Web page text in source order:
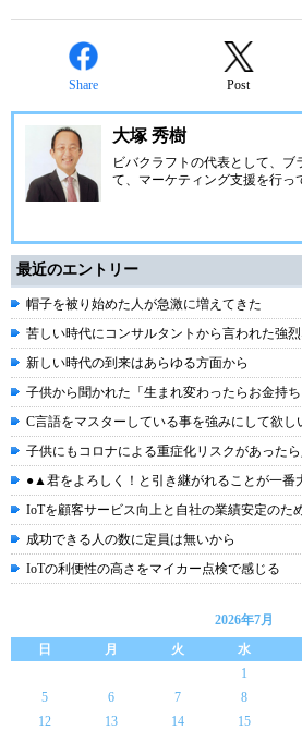
Share Post
大塚 秀樹
ビバクラフト の代表として、ブ
て、マーケティング支援を行っ
最近のエントリー
帽子を被り始めた人が急激に増えてきた
苦しい時代にコンサルタントから言われた強
新しい時代の到来はあらゆる方面から
子供から聞かれた「生まれ変わったらお金持
C言語をマスターしている事を強みにして欲し
子供にもコロナによる重症化リスクがあった
●▲君をよろしく！と引き継がれることが一番
IoTを顧客サービス向上と自社の業績安定のた
成功できる人の数に定員は無いから
IoTの利便性の高さをマイカー点検で感じる
2026年7月
日
月 火 水
1
5
6 7 8
12
13 14 15